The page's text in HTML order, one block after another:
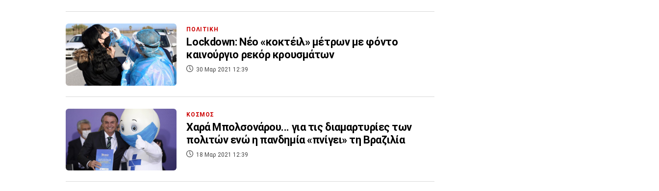
ΠΟΛΙΤΙΚΗ
Lockdown: Νέο «κοκτέιλ» μέτρων με φόντο
καινούργιο ρεκόρ κρουσμάτων
30 Μαρ 2021 12:39
ΚΟΣΜΟΣ
Χαρά Μπολσονάρου... για τις διαμαρτυρίες των
πολιτών ενώ η πανδημία «πνίγει» τη Βραζιλία
18 Μαρ 2021 12:39